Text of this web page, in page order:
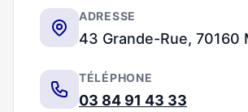
ADRESSE
43 Grande-Rue, 70160
TÉLÉPHONE
03 84 91 43 33